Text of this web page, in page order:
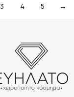
3 4 5 →